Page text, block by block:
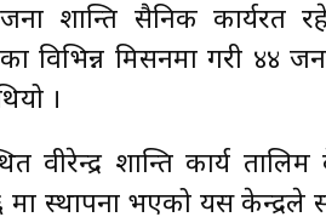
शान्ति सैनिक कार्यरत
विभिन्न मिसनमा गरी ४४
।
वीरेन्द्र शान्ति कार्य
स्थापना भएको यस केन्द्रले